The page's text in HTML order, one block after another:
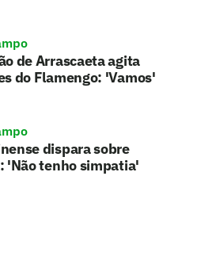
de Arrascaeta agita
do Flamengo: 'Vamos'
dispara sobre
'Não tenho simpatia'